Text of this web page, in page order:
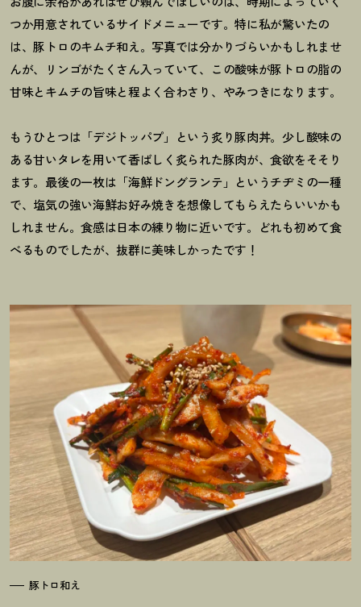
つか用意されているサイドメニューです。特に私が驚いたの
は、豚トロのキムチ和え。写真では分かりづらいかもしれませ
んが、リンゴがたくさん入っていて、この酸味が豚トロの脂の
甘味とキムチの旨味と程よく合わさり、やみつきになります。
もうひとつは「デジトッパプ」という炙り豚肉丼。少し酸味の
ある甘いタレを用いて香ばしく炙られた豚肉が、食欲をそそり
ます。最後の一枚は「海鮮ドングランテ」というチヂミの一種
で、塩気の強い海鮮お好み焼きを想像してもらえたらいいかも
しれません。食感は日本の練り物に近いです。どれも初めて食
べるものでしたが、抜群に美味しかったです ！
豚トロ和え